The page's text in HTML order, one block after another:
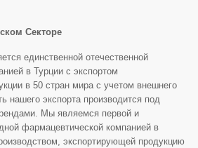
Секторе
единственной отечественной
в Турции с экспортом
в 50 стран мира с учетом внешнего
нашего экспорта производится под
Мы являемся первой и
фармацевтической компанией в
экспортирующей продукцию